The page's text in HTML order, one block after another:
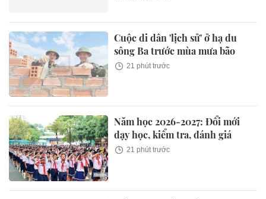
Cuộc di dân 'lịch sử' ở hạ du
sông Ba trước mùa mưa bão
21 phút trước
Năm học 2026-2027: Đổi mới
dạy học, kiểm tra, đánh giá
21 phút trước